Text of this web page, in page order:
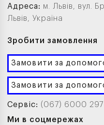
Адреса: м. Львів, вул.
Львів, Україна
Зробити замовлення
Замовити за
Замовити за
Сервіс: (067) 6000 297
Ми в соцмережах